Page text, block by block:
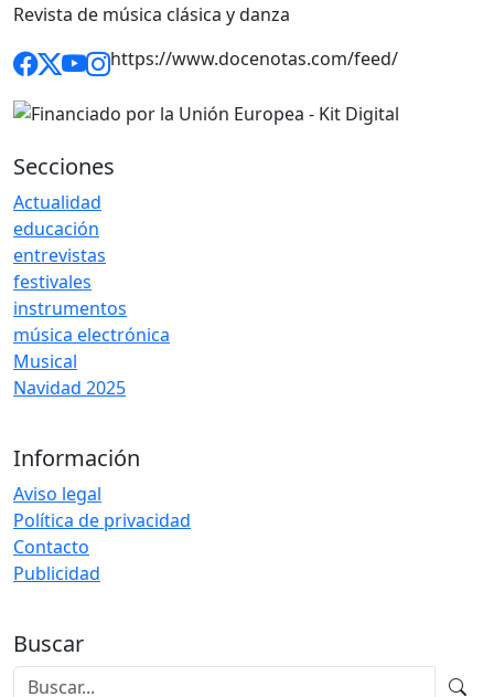
Revista de música clásica y danza
https://www.docenotas.com/feed/
Secciones
Actualidad
educación
entrevistas
festivales
instrumentos
música electrónica
Musical
Navidad 2025
Información
Aviso legal
Política de privacidad
Contacto
Publicidad
Buscar